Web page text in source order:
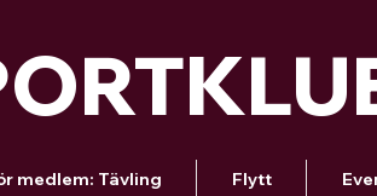
medlem: Tävling Flytt